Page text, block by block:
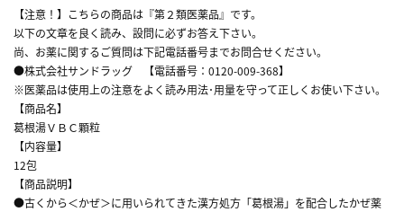
【注意！】こちらの商品は『第２類医薬品』です。
以下の文章を良く読み、設問に必ずお答え下さい。
尚、お薬に関するご質問は下記電話番号までお問合せください。
●株式会社サンドラッグ 【電話番号：0120-009-368】
※医薬品は使用上の注意をよく読み用法･用量を守って正しくお使い下さい。
【商品名】
葛根湯ＶＢＣ顆粒
【内容量】
12包
【商品説明】
●古くから＜かぜ＞に用いられてきた漢方処方「葛根湯」を配合したかぜ薬